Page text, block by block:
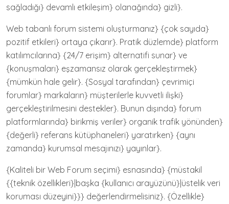
sağladığı} devamlı etkileşim} olanağında} gizli}.
Web tabanlı forum sistemi oluşturmanız} {çok sayıda}
pozitif etkileri} ortaya çıkarır}. Pratik düzlemde} platform
katılımcılarına} {24/7 erişim} alternatifi sunar} ve
{konuşmaları} eşzamansız olarak gerçekleştirmek}
{mümkün hale gelir}. {Sosyal tarafından} çevrimiçi
forumlar} markaların} müşterilerle kuvvetli ilişki}
gerçekleştirilmesini destekler}. Bunun dışında} forum
platformlarında} birikmiş veriler} organik trafik yönünden}
{değerli} referans kütüphaneleri} yaratırken} {aynı
zamanda} kurumsal mesajınızı} yayınlar}.
{Kaliteli bir Web Forum seçimi} esnasında} {müstakil
{{teknik özellikleri}|başka {kullanıcı arayüzünü}|üstelik veri
koruması düzeyini}}} değerlendirmelisiniz}. {Özellikle}